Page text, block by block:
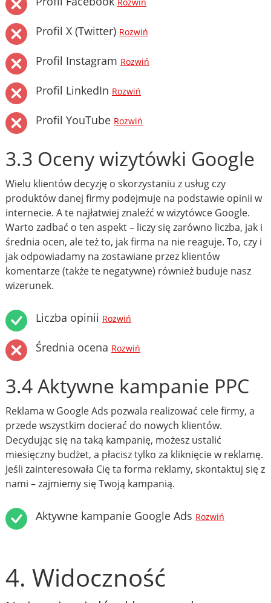
Rozwiń
Profil X (Twitter) Rozwiń
Profil Instagram Rozwiń
Profil LinkedIn Rozwiń
Profil YouTube Rozwiń
3.3 Oceny wizytówki Google
Wielu klientów decyzję o skorzystaniu z usług czy
produktów danej firmy podejmuje na podstawie opinii w
internecie. A te najłatwiej znaleźć w wizytówce Google.
Warto zadbać o ten aspekt – liczy się zarówno liczba, jak i
średnia ocen, ale też to, jak firma na nie reaguje. To, czy i
jak odpowiadamy na zostawiane przez klientów
komentarze (także te negatywne) również buduje nasz
wizerunek.
Liczba opinii Rozwiń
Średnia ocena Rozwiń
3.4 Aktywne kampanie PPC
Reklama w Google Ads pozwala realizować cele firmy, a
przede wszystkim docierać do nowych klientów.
Decydując się na taką kampanię, możesz ustalić
miesięczny budżet, a płacisz tylko za kliknięcie w reklamę.
Jeśli zainteresowała Cię ta forma reklamy, skontaktuj się z
nami – zajmiemy się Twoją kampanią.
Aktywne kampanie Google Ads Rozwiń
4. Widoczność